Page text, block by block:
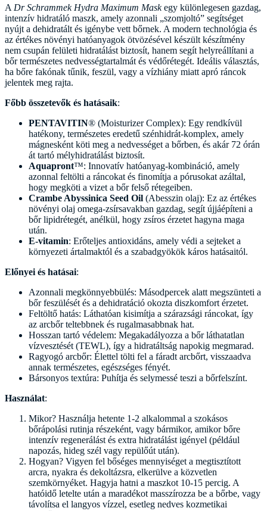
A Dr Schrammek Hydra Maximum Maskegy különlegesen gazdag,
intenzív hidratáló maszk, amely azonnali „szomjoltó” segítséget
nyújt a dehidratált és igénybe vett bőrnek. A modern technológia és
az értékes növényi hatóanyagok ötvözésével készült készítmény
nem csupán felületi hidratálást biztosít, hanem segít helyreállítani a
bőr természetes nedvességtartalmát és védőrétegét. Ideális választás,
ha bőre fakónak tűnik, feszül, vagy a vízhiány miatt apró ráncok
jelentek meg rajta.
Főbb összetevők és hatásaik:
PENTAVITIN® (Moisturizer Complex): Egy rendkívül
hatékony, természetes eredetű szénhidrát-komplex, amely
mágnesként köti meg a nedvességet a bőrben, és akár 72 órán
át tartó mélyhidratálást biztosít.
Aquapront™: Innovatív hatóanyag-kombináció, amely
azonnal feltölti a ráncokat és finomítja a pórusokat azáltal,
hogy megköti a vizet a bőr felső rétegeiben.
Crambe Abyssinica Seed Oil (Abesszin olaj): Ez az értékes
növényi olaj omega-zsírsavakban gazdag, segít újjáépíteni a
bőr lipidrétegét, anélkül, hogy zsíros érzetet hagyna maga
után.
E-vitamin: Erőteljes antioxidáns, amely védi a sejteket a
környezeti ártalmaktól és a szabadgyökök káros hatásaitól.
Előnyei és hatásai:
Azonnali megkönnyebbülés: Másodpercek alatt megszünteti a
bőr feszülését és a dehidratáció okozta diszkomfort érzetet.
Feltöltő hatás: Láthatóan kisimítja a szárazsági ráncokat, így
az arcbőr teltebbnek és rugalmasabbnak hat.
Hosszan tartó védelem: Megakadályozza a bőr láthatatlan
vízvesztését (TEWL), így a hidratáltság napokig megmarad.
Ragyogó arcbőr: Élettel tölti fel a fáradt arcbőrt, visszaadva
annak természetes, egészséges fényét.
Bársonyos textúra: Puhítja és selymessé teszi a bőrfelszínt.
Használat:
Mikor? Használja hetente 1-2 alkalommal a szokásos
bőrápolási rutinja részeként, vagy bármikor, amikor bőre
intenzív regenerálást és extra hidratálást igényel (például
napozás, hideg szél vagy repülőút után).
Hogyan? Vigyen fel bőséges mennyiséget a megtisztított
arcra, nyakra és dekoltázsra, elkerülve a közvetlen
szemkörnyéket. Hagyja hatni a maszkot 10-15 percig. A
hatóidő letelte után a maradékot masszírozza be a bőrbe, vagy
távolítsa el langyos vízzel, esetleg nedves kozmetikai